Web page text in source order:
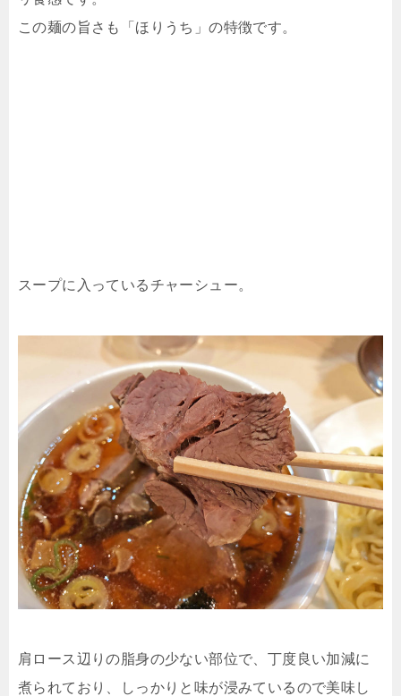
この麺の旨さも「ほりうち」の特徴です。
スープに入っているチャーシュー。
肩ロース辺りの脂身の少ない部位で、丁度良い加減に
煮られており、しっかりと味が浸みているので美味し